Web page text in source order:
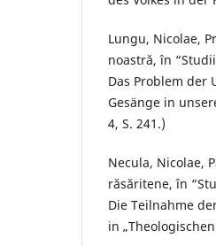
Lungu, Nicolae,
noastră, în
Das Problem der
Gesänge in
4, S. 241.)
Necula, Nicolae,
răsăritene, în
Die Teilnahme
in